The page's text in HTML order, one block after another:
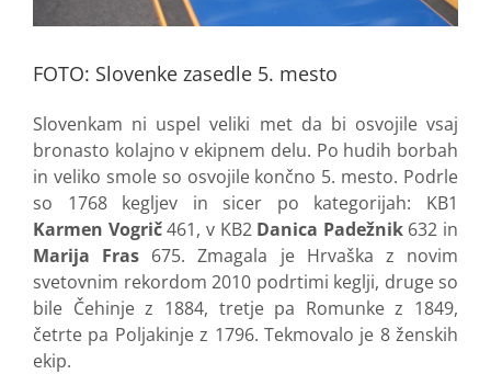
FOTO: Slovenke zasedle 5. mesto
Slovenkam ni uspel veliki met da bi osvojile vsaj
bronasto kolajno v ekipnem delu. Po hudih borbah
in veliko smole so osvojile končno 5. mesto. Podrle
so 1768 kegljev in sicer po kategorijah: KB1
Karmen Vogrič461, v KB2 Danica Padežnik632 in
Marija Fras 675. Zmagala je Hrvaška z novim
svetovnim rekordom 2010 podrtimi keglji, druge so
bile Čehinje z 1884, tretje pa Romunke z 1849,
četrte pa Poljakinje z 1796. Tekmovalo je 8 ženskih
ekip.